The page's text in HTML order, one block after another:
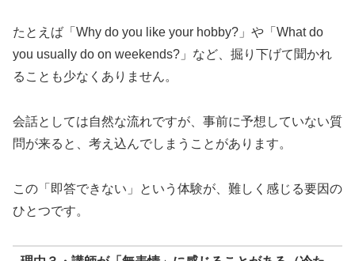
たとえば「Why do you like your hobby?」や「What do
you usually do on weekends?」など、掘り下げて聞かれ
ることも少なくありません。
会話としては自然な流れですが、事前に予想していない質
問が来ると、考え込んでしまうことがあります。
この「即答できない」という体験が、難しく感じる要因の
ひとつです。